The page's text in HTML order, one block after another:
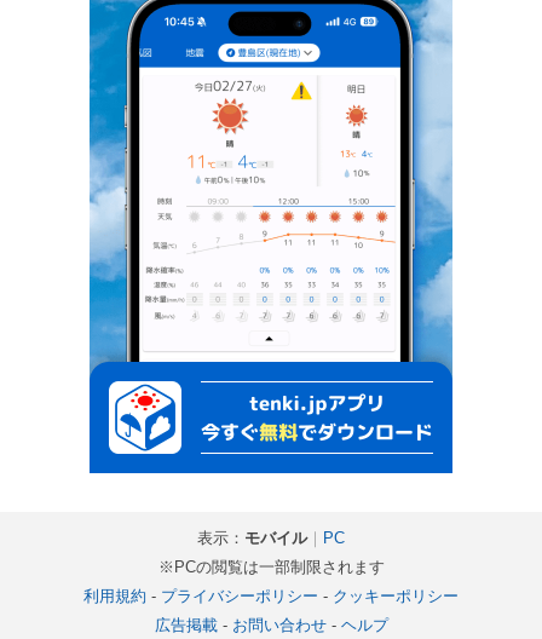
表示： モバイル｜ PC
※PCの閲覧は一部制限されます
利用規約 - プライバシーポリシー - クッキーポリシー
広告掲載- お問い合わせ- ヘルプ